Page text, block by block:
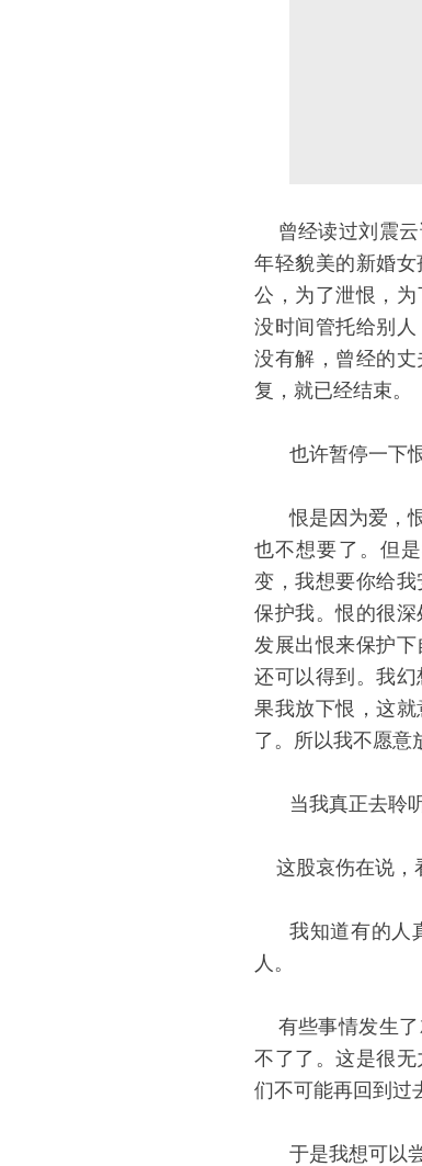
曾经读过刘震云
年轻貌美的新婚
公，为了泄恨，
没时间管托给别
没有解，曾经的
复，就已经结束。
也许暂停一下
恨是因为爱，
也不想要了。但
变，我想要你给我
保护我。恨的很
发展出恨来保护
还可以得到。我
果我放下恨，这
了。所以我不愿意
当我真正去聆
这股哀伤在说，
我知道有的人
人。
有些事情发生了
不了了。这是很
们不可能再回到过
于是我想可以